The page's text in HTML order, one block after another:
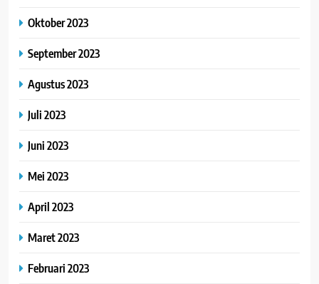
Oktober 2023
September 2023
Agustus 2023
Juli 2023
Juni 2023
Mei 2023
April 2023
Maret 2023
Februari 2023